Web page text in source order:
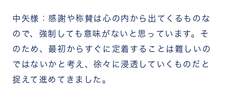
中矢様：感謝や称賛は心の内から出てくるものな
ので、強制しても意味がないと思っています。そ
のため、最初からすぐに定着することは難しいの
ではないかと考え、徐々に浸透していくものだと
捉えて進めてきました。